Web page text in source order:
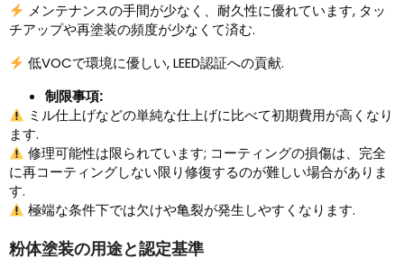
メンテナンスの手間が少なく、耐久性に優れています, タッ
チアップや再塗装の頻度が少なくて済む.
低VOCで環境に優しい, LEED認証への貢献.
制限事項:
ミル仕上げなどの単純な仕上げに比べて初期費用が高くなり
ます.
修理可能性は限られています; コーティングの損傷は、完全
に再コーティングしない限り修復するのが難しい場合がありま
す.
極端な条件下では欠けや亀裂が発生しやすくなります.
粉体塗装の用途と認定基準